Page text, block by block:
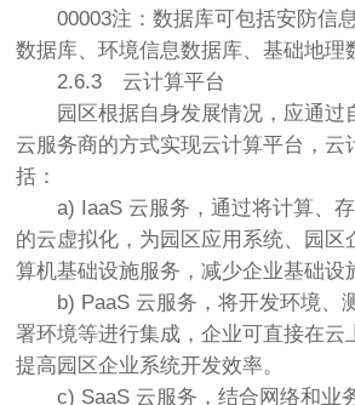
00003注：数据库可包括安防信
数据库、环境信息数据库、基础地理
2.6.3 云计算平台
园区根据自身发展情况，应通过
云服务商的方式实现云计算平台，云
括：
a) IaaS 云服务，通过将计算、存
的云虚拟化，为园区应用系统、园区
算机基础设施服务，减少企业基础设
b) PaaS 云服务，将开发环境、
署环境等进行集成，企业可直接在云
提高园区企业系统开发效率。
c) SaaS 云服务，结合网络和业